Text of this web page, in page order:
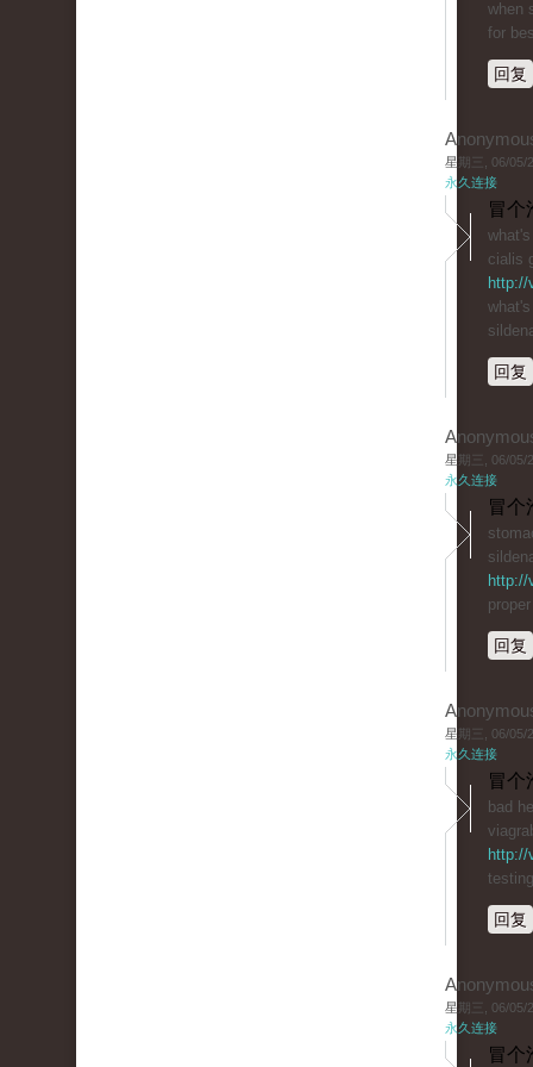
when
for
回复
星期三, 06/05/
永久连接
冒个
cialis
http://
回复
星期三, 06/05/
永久连接
冒个
http://
回复
星期三, 06/05/
永久连接
冒个
bad
http://
回复
星期三, 06/05/
永久连接
冒个